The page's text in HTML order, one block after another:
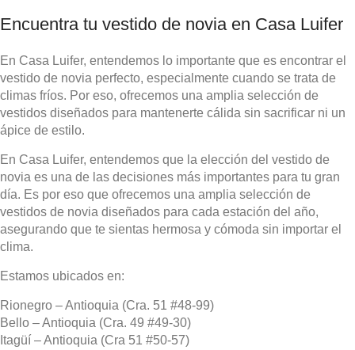
Encuentra tu vestido de novia en Casa Luifer
En Casa Luifer, entendemos lo importante que es encontrar el
vestido de novia perfecto, especialmente cuando se trata de
climas fríos. Por eso, ofrecemos una amplia selección de
vestidos diseñados para mantenerte cálida sin sacrificar ni un
ápice de estilo.
En Casa Luifer, entendemos que la elección del vestido de
novia es una de las decisiones más importantes para tu gran
día. Es por eso que ofrecemos una amplia selección de
vestidos de novia diseñados para cada estación del año,
asegurando que te sientas hermosa y cómoda sin importar el
clima.
Estamos ubicados en:
Rionegro – Antioquia (Cra. 51 #48-99)
Bello – Antioquia (Cra. 49 #49-30)
Itagüí – Antioquia (Cra 51 #50-57)